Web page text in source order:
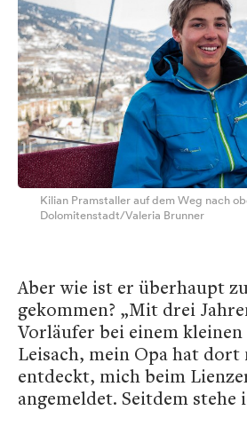
Kilian Pramstaller auf dem Weg nach
Dolomitenstadt/Valeria Brunner
Aber wie ist er überhaupt
gekommen? „Mit drei
Vorläufer bei einem kleinen
Leisach, mein Opa hat dort
entdeckt, mich beim
angemeldet. Seitdem stehe